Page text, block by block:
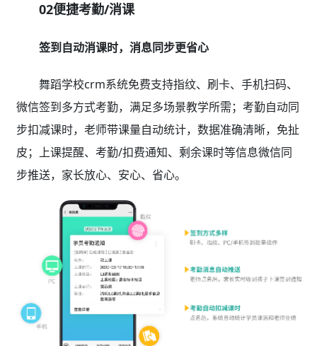
02便捷考勤/消课
签到自动消课时，消息同步更省心
舞蹈学校crm系统免费支持指纹、刷卡、手机扫码、
微信签到多方式考勤，满足多场景教学所需；考勤自动同
步扣减课时，老师带课量自动统计，数据准确清晰，免扯
皮；上课提醒、考勤/扣费通知、剩余课时等信息微信同
步推送，家长放心、安心、省心。